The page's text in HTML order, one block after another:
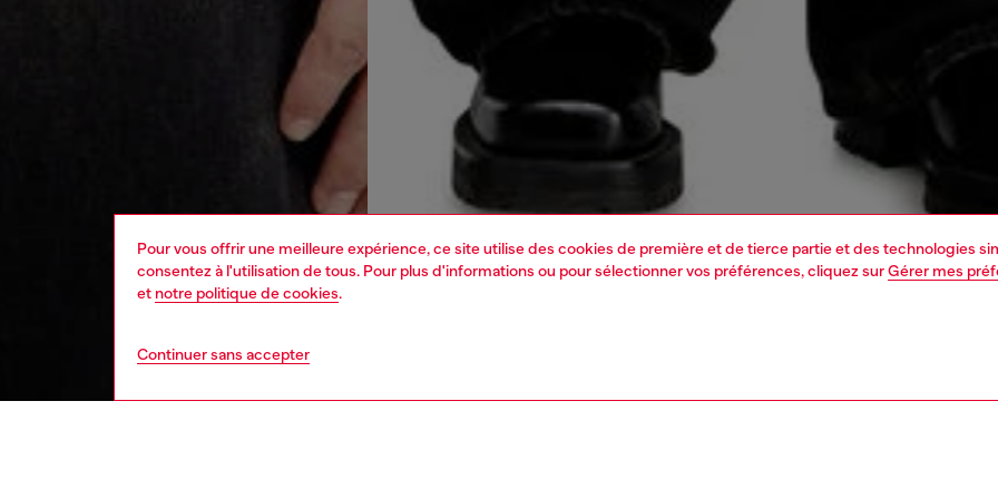
Pour vous offrir une meilleure expérience, ce site utilise des cookies de première et de tierce partie et des technologies
consentez à l'utilisation de tous. Pour plus d'informations ou pour sélectionner vos préférences, cliquez surGérer mes
et notre politique de cookies.
Continuer sans accepter